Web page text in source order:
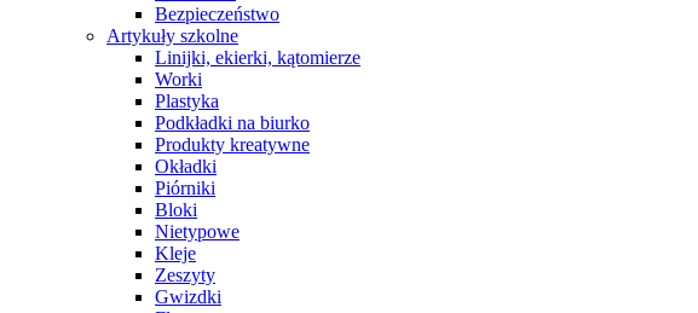
Bezpieczeństwo
Artykuły szkolne
Linijki, ekierki, kątomierze
Worki
Plastyka
Podkładki na biurko
Produkty kreatywne
Okładki
Piórniki
Bloki
Nietypowe
Kleje
Zeszyty
Gwizdki